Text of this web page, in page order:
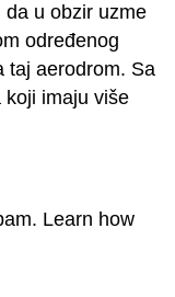
da u obzir uzme
određenog
taj aerodrom. Sa
koji imaju više
Learn how